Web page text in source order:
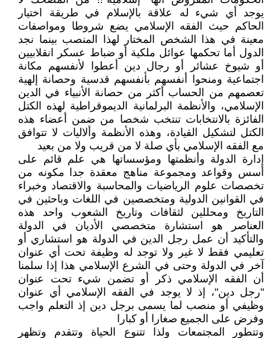
يوجد أي شيء له علاقة بالإسلام في طريقة اختيار
الحاكم حيث الفقه الإسلامي يضع شروطا ومواصفات
معينة في هذا الشخص المختار لهذا المنصب بينما نجد
الدول أما تحكمها عوائل ملكية أو ضباط عسكر انقلابيين
أو شيوخ عشائر أو رجال دين أعطوا لأنفسهم مكانة
اجتماعية ومنحوا أنفسهم بأنفسهم قدسية وحصانة إلهية
تعصمهم من الحساب أكثر من حصانة الأنبياء في الدين
الإسلامي، والأنظمة البرلمانية الديموقراطية لهذه الكتل
الفائزة بالانتخابات تنتخب شخصا من ضمن أعضاء هذه
الكتل لتشكيل القيادة، وهذه الأنظمة وألاليات لا تتوافق
مع الفقه الإسلامي بأي صلة لا من قريب ولا من بعيد
إدارة الدولة وأنظمتها ومؤسساتها هي علم قائم على
أسس وقواعد ومجموعة مناهج معقدة جدا مكونه من
تخصصات علوم الرياضيات والمحاسبة والاقتصاد وخبراء
في القوانين الدولية ومتخصصين في اللغات وباحثين في
التاريخ ومحللين لثقافات وتاريخ الشعوب واحد هذه
العناصر هو استشارة متخصصي الأديان في الدولة
والتأكيد أن عمل رجل الدين في الدولة هو استشاري أو
تعليمي فقط لا غير ولا توجد له وظيفة تحت أي عنوان
آخر في الدولة وحتى في الشرع الإسلامي هذا إذا سلمنا
أن الفقه الإسلامي ذكر أو تضمن شيء تحت عنوان
"رجل دين"، إذ لا يوجد في الفقه الإسلامي أي عنوان
وظيفي أو منصب لما يسمى برجل دين إذ التعلم واجب
وفرض على الجميع صغارا أو كبارا
وتتطور المجتمعات ولذا تتنوع الحياة وتتقدم وتظهر